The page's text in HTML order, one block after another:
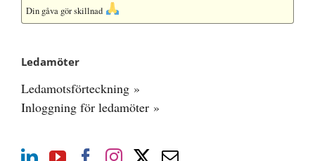
Din gåva gör skillnad
Ledamöter
Ledamotsförteckning »
Inloggning för ledamöter »